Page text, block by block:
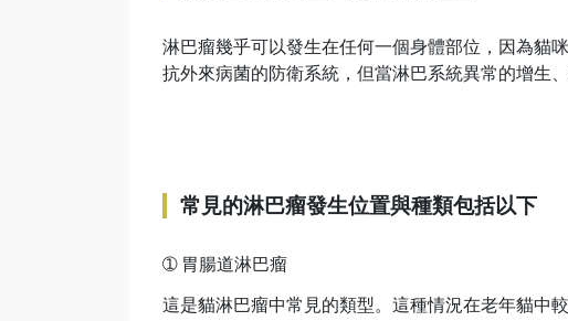
淋巴瘤幾乎可以發生在任何一個身體部位，因為貓
抗外來病菌的防衛系統，但當淋巴系統異常的增生
常見的淋巴瘤發生位置與種類包括以下
➀ 胃腸道淋巴瘤
這是貓淋巴瘤中常見的類型。這種情況在老年貓中